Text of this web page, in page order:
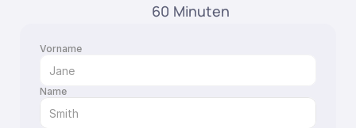
60 Minuten
Vorname
Name